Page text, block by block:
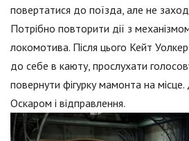
повертатися до поїзда, але не
Потрібно повторити дії з
локомотива. Після цього Кейт
до себе в каюту, прослухати
повернути фігурку мамонта на
Оскаром і відправлення.